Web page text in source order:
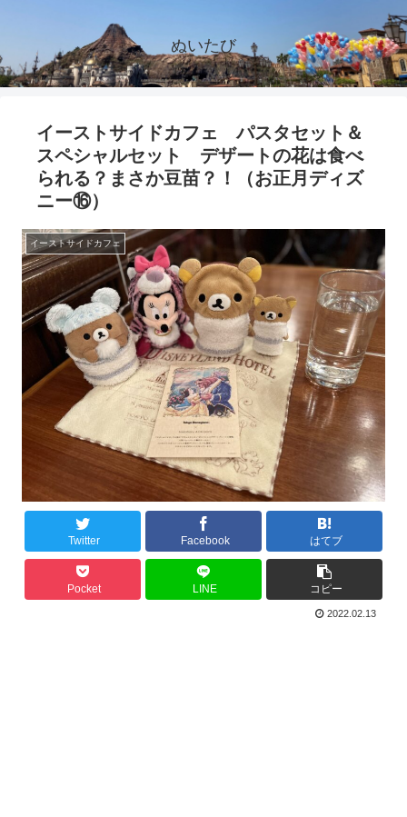
ぬいたび
イーストサイドカフェ パスタセット＆
スペシャルセット デザートの花は食べ
られる？まさか豆苗？！（お正月ディズ
ニー⑯）
イーストサイドカフェ
Twitter Facebook はてブ
Pocket LINE コピー
2022.02.13